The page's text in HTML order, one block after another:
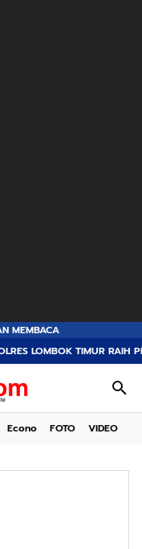
MEMBACA
TIMUR RAIH PREDIKAT
Econo FOTO VIDEO